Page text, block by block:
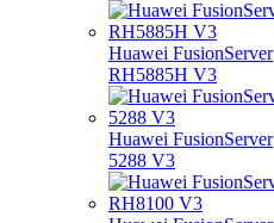
Huawei FusionServer
RH5885H V3
Huawei FusionServer
5288 V3